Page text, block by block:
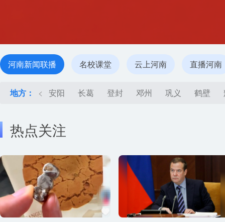
河南新闻联播 名校课堂 云上河南 直播河南
地方： < 安阳 长葛 登封 邓州 巩义 鹤壁
热点关注